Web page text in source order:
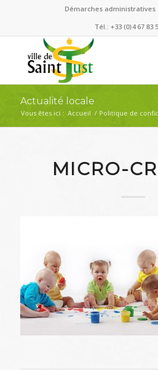
Démarches administratives
Tél.: +33 (0)4 67 83
Actualité locale
Vous êtes ici : Accueil / Politique de
MICRO-